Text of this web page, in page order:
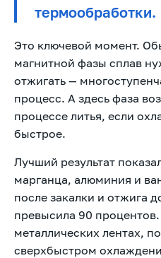
термообработки.
Это ключевой момент.
магнитной фазы сплав
отжигать —
процесс. А здесь фаза
процессе литья, если
быстрое.
Лучший результат
марганца, алюминия и
после закалки и отжига
превысила 90
металлических лентах,
сверхбыстром